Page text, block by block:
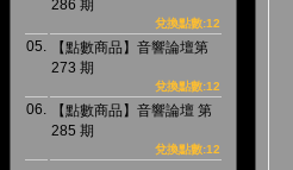
286 期
兌換點數:12
05.
【點數商品】音響論壇第
273 期
兌換點數:12
06.
【點數商品】音響論壇 第
285 期
兌換點數:12